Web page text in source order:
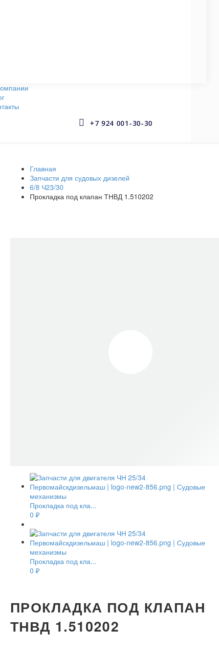

 +7 924 001-30-30
Главная
Запчасти для судовых дизелей
6/8 Ч23/30
Прокладка под клапан ТНВД 1.510202
Прокладка под кла...
0 ₽
Прокладка под кла...
0 ₽
ПРОКЛАДКА ПОД КЛАПАН
ТНВД 1.510202